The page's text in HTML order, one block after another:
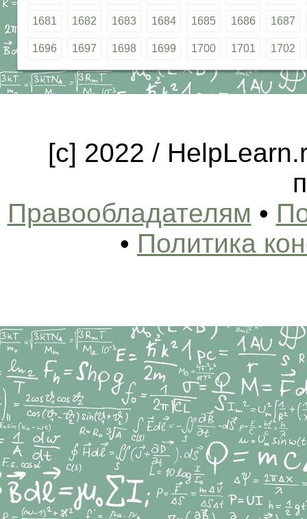
1681 1682 1683 1684 1685 1686 1687
1696 1697 1698 1699 1700 1701 1702
[c] 2022 /
Правообладателям •
• Политика